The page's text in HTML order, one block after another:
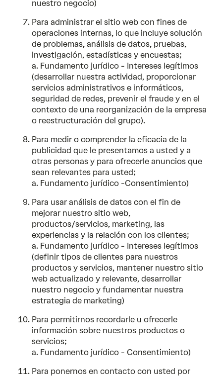
nuestro negocio)
Para administrar el sitio web con fines de
operaciones internas, lo que incluye solución
de problemas, análisis de datos, pruebas,
investigación, estadísticas y encuestas;
a. Fundamento jurídico - Intereses legítimos
(desarrollar nuestra actividad, proporcionar
servicios administrativos e informáticos,
seguridad de redes, prevenir el fraude y en el
contexto de una reorganización de la empresa
o reestructuración del grupo).
Para medir o comprender la eficacia de la
publicidad que le presentamos a usted y a
otras personas y para ofrecerle anuncios que
sean relevantes para usted;
a. Fundamento jurídico -Consentimiento)
Para usar análisis de datos con el fin de
mejorar nuestro sitio web,
productos/servicios, marketing, las
experiencias y la relación con los clientes;
a. Fundamento jurídico - Intereses legítimos
(definir tipos de clientes para nuestros
productos y servicios, mantener nuestro sitio
web actualizado y relevante, desarrollar
nuestro negocio y fundamentar nuestra
estrategia de marketing)
Para permitirnos recordarle u ofrecerle
información sobre nuestros productos o
servicios;
a. Fundamento jurídico - Consentimiento)
Para ponernos en contacto con usted por